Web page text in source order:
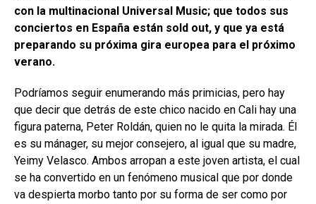
con la multinacional Universal Music; que todos sus
conciertos en España están sold out, y que ya está
preparando su próxima gira europea para el próximo
verano.
Podríamos seguir enumerando más primicias, pero hay
que decir que detrás de este chico nacido en Cali hay una
figura paterna, Peter Roldán, quien no le quita la mirada. Él
es su mánager, su mejor consejero, al igual que su madre,
Yeimy Velasco. Ambos arropan a este joven artista, el cual
se ha convertido en un fenómeno musical que por donde
va despierta morbo tanto por su forma de ser como por